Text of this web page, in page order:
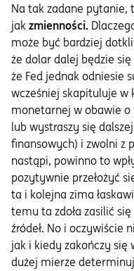
Na tak zadane pytanie,
jak zmienności.
może być bardziej
że dolar dalej będzie
że Fed jednak odniesie
wcześniej skapituluje
monetarnej w obawie o
lub wystraszy się
finansowych) i zwolni z
nastąpi, powinno to
pozytywnie przełożyć
ta i kolejna zima
temu ta zdoła zasilić
źródeł. No i oczywiście
jak i kiedy zakończy się
dużej mierze